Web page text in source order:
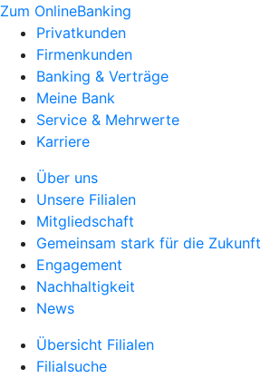
Zum OnlineBanking
Privatkunden
Firmenkunden
Banking & Verträge
Meine Bank
Service & Mehrwerte
Karriere
Über uns
Unsere Filialen
Mitgliedschaft
Gemeinsam stark für die Zukunft
Engagement
Nachhaltigkeit
News
Übersicht Filialen
Filialsuche